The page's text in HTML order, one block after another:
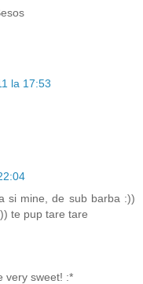
la 17:53
si mine, de sub barba :))
te pup tare tare
very sweet! :*